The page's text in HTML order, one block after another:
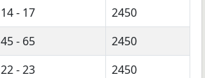
14 - 17
2450
45 - 65
2450
22 - 23
2450